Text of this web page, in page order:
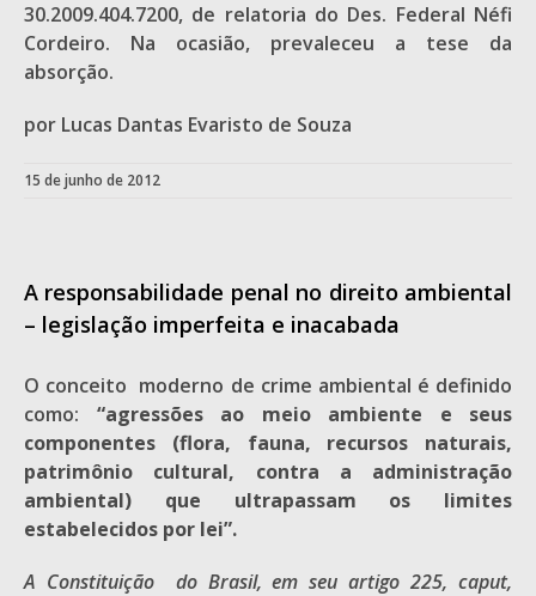
30.2009.404.7200, de relatoria do Des. Federal Néfi
Cordeiro. Na ocasião, prevaleceu a tese da
absorção.
por Lucas Dantas Evaristo de Souza
15 de junho de 2012
A responsabilidade penal no direito ambiental
– legislação imperfeita e inacabada
O conceito moderno de crime ambiental é definido
como: “agressões ao meio ambiente e seus
componentes (flora, fauna, recursos naturais,
patrimônio cultural, contra a administração
ambiental) que ultrapassam os limites
estabelecidos por lei”.
A Constituição do Brasil, em seu artigo 225, caput,